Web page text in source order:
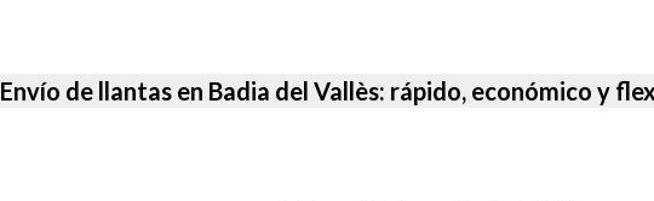
Envío de llantas en Badia del Vallès: rápido, económico y